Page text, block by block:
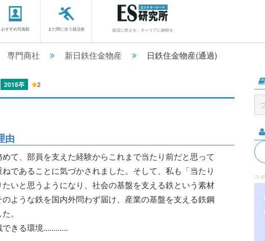
おすすめ写真館 まだ間に合う就活術 就活に答えを、キャリアに納得を
専門商社 新日鉄住金物産 日鉄住金物産(通過)
2018卒 2
由
て、部員を支えた経験からこれまで当たり前だと思って
であることに気づかされました。そして、私も「当たり
いと思うようになり、社会の基盤を支える鉄という素材
ような鉄を国内外問わず届け、産業の基盤を支える鉄鋼
。
きる環境............
ス